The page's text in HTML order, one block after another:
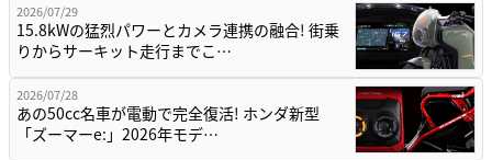
2026/07/29
15.8kWの猛烈パワーとカメラ連携の融合! 街乗
りからサーキット走行までこ…
2026/07/28
あの50cc名車が電動で完全復活! ホンダ新型
「ズーマーe:」2026年モデ…